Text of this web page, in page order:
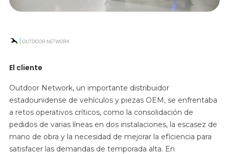
El cliente
Outdoor Network, un importante distribuidor
estadounidense de vehículos y piezas OEM, se enfrentaba
a retos operativos críticos, como la consolidación de
pedidos de varias líneas en dos instalaciones, la escasez de
mano de obra y la necesidad de mejorar la eficiencia para
satisfacer las demandas de temporada alta. En